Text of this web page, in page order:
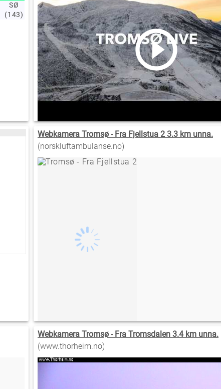
SØ
(143)
SØ
(142)
SØ
(143)
SØ
(144)
SØ
(142)
SØ
(142)
SØ
(143)
SØ
(146)
SØ
(144)
Webkamera Tromsø - Fra Fjellstua 2 3.3 km unna.
(norskluftambulanse.no)
Webkamera Tromsø - Fra Tromsdalen 3.4 km unna.
(www.thorheim.no)